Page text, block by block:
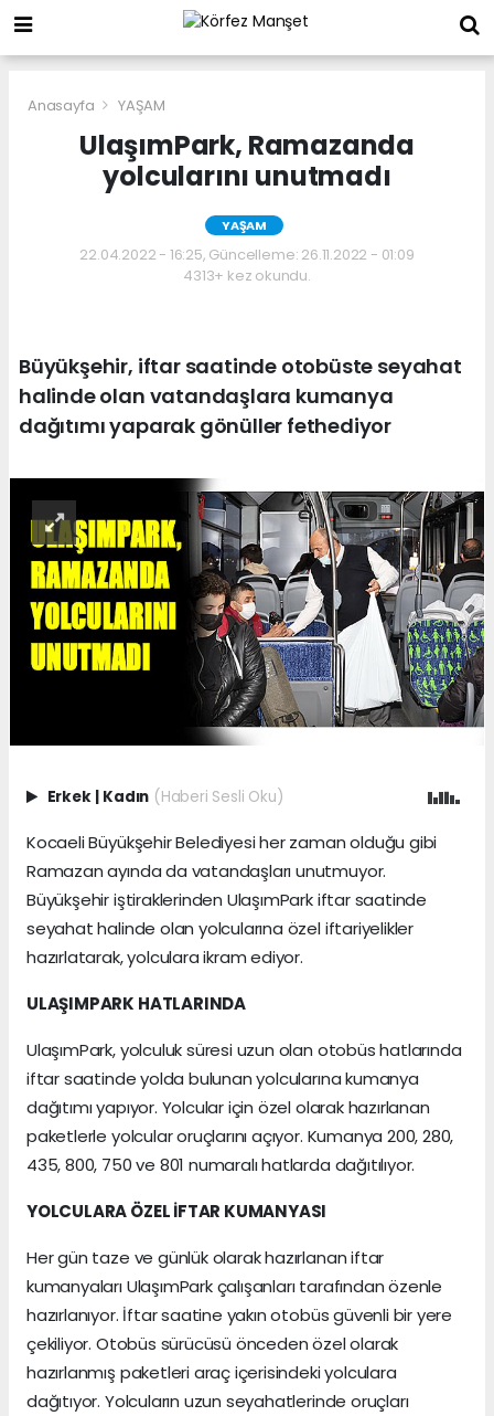
Anasayfa YAŞAM
UlaşımPark, Ramazanda
yolcularını unutmadı
YAŞAM
22.04.2022 - 16:25, Güncelleme: 26.11.2022 - 01:09
4313+ kez okundu.
Büyükşehir, iftar saatinde otobüste seyahat
halinde olan vatandaşlara kumanya
dağıtımı yaparak gönüller fethediyor
Erkek | Kadın (Haberi Sesli Oku)
Kocaeli Büyükşehir Belediyesi her zaman olduğu gibi
Ramazan ayında da vatandaşları unutmuyor.
Büyükşehir iştiraklerinden UlaşımPark iftar saatinde
seyahat halinde olan yolcularına özel iftariyelikler
hazırlatarak, yolculara ikram ediyor.
ULAŞIMPARK HATLARINDA
UlaşımPark, yolculuk süresi uzun olan otobüs hatlarında
iftar saatinde yolda bulunan yolcularına kumanya
dağıtımı yapıyor. Yolcular için özel olarak hazırlanan
paketlerle yolcular oruçlarını açıyor. Kumanya 200, 280,
435, 800, 750 ve 801 numaralı hatlarda dağıtılıyor.
YOLCULARA ÖZEL İFTAR KUMANYASI
Her gün taze ve günlük olarak hazırlanan iftar
kumanyaları UlaşımPark çalışanları tarafından özenle
hazırlanıyor. İftar saatine yakın otobüs güvenli bir yere
çekiliyor. Otobüs sürücüsü önceden özel olarak
hazırlanmış paketleri araç içerisindeki yolculara
dağıtıyor. Yolcuların uzun seyahatlerinde oruçları